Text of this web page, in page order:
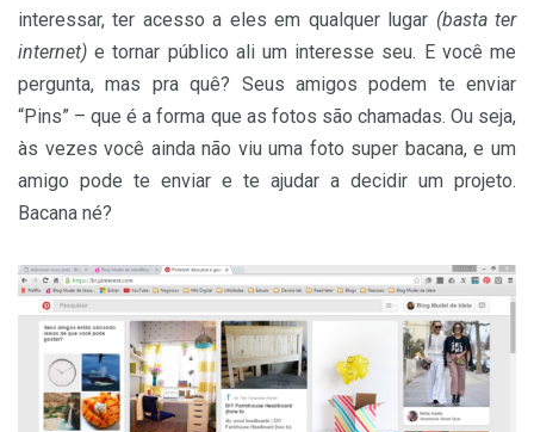
interessar, ter acesso a eles em qualquer lugar (basta ter
internet) e tornar público ali um interesse seu. E você me
pergunta, mas pra quê? Seus amigos podem te enviar
“Pins” – que é a forma que as fotos são chamadas. Ou seja,
às vezes você ainda não viu uma foto super bacana, e um
amigo pode te enviar e te ajudar a decidir um projeto.
Bacana né?